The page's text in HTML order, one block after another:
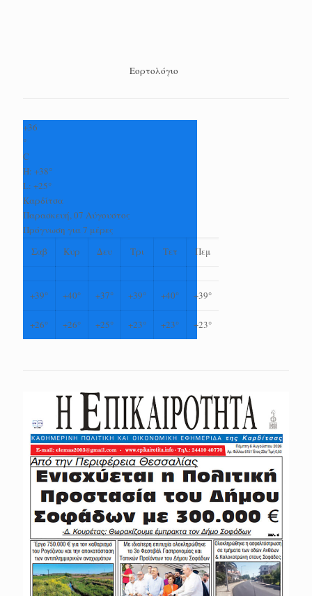
Εορτολόγιο
+36
°
C
H: +38°
L: +25°
Καρδίτσα
Παρασκευή, 07 Αύγουστος
Πρόγνωση για 7 μέρες
Σαβ
Κυρ Δευ Τρι Τετ Πεμ
+39° +40° +37° +39° +40° +39°
+26° +26° +25° +23° +23° +23°